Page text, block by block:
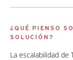
¿QUÉ PIENSO
SOLUCIÓN?
La escalabilidad de